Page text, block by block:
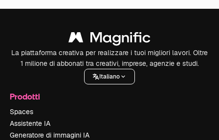
La piattaforma creativa per realizzare i tuoi migliori lavori. Oltre
1 milione di abbonati tra creativi, imprese, agenzie e studi.
Italiano
Prodotti
Spaces
Assistente IA
Generatore di immagini IA